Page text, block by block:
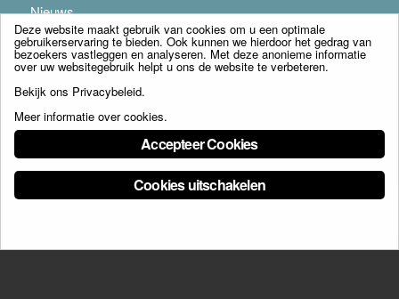
Nieuws
© Copyright - Franciscus Huis Weert B.V. - webdesign:
Deze website maakt gebruik van cookies om u een optimale
gebruikerservaring te bieden. Ook kunnen we hierdoor het gedrag van
bezoekers vastleggen en analyseren. Met deze anonieme informatie
over uw websitegebruik helpt u ons de website te verbeteren.
Bekijk ons Privacybeleid.
Meer informatie over cookies.
Accepteer Cookies
Cookies uitschakelen